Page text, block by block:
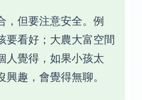
，但要注意安全。例
要看好；大農大富空間
人覺得，如果小孩太
趣，會覺得無聊。